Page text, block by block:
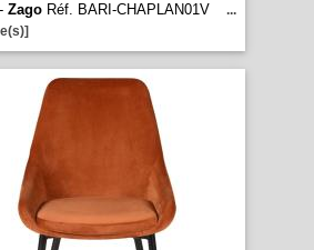
ZagoRéf. BARI-CHAPLAN01V
...